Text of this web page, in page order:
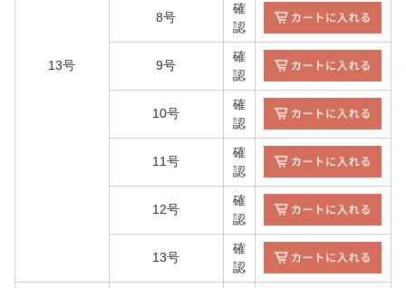
13号
8号
確
認
9号
確
認
10号
確
認
11号
確
認
12号
確
認
13号
確
認